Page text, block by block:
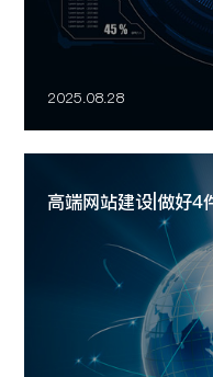
2025.08.28
高端网站建设|做好4